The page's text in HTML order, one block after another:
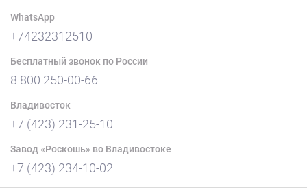
WhatsApp
+74232312510
Бесплатный звонок по России
8 800 250-00-66
Владивосток
+7 (423) 231-25-10
Завод «Роскошь» во Владивостоке
+7 (423) 234-10-02